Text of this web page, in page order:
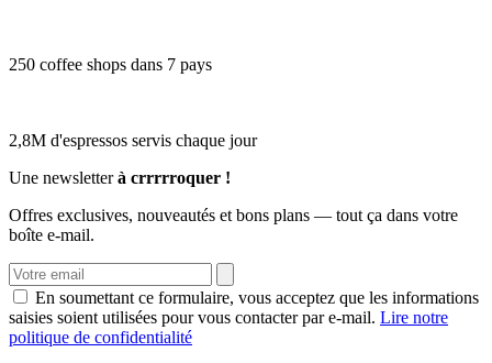
250 coffee shops dans 7 pays
2,8M d'espressos servis chaque jour
Une newsletterà crrrrroquer !
Offres exclusives, nouveautés et bons plans — tout ça dans votre
boîte e-mail.
En soumettant ce formulaire, vous acceptez que les informations
saisies soient utilisées pour vous contacter par e-mail. Lire notre
politique de confidentialité